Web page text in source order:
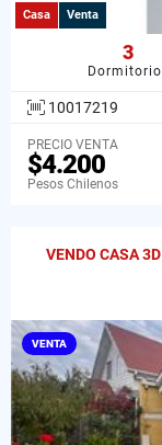
Casa Venta
3
10017219
PRECIO VENTA
$4.200
Pesos Chilenos
VENDO CASA
VENTA